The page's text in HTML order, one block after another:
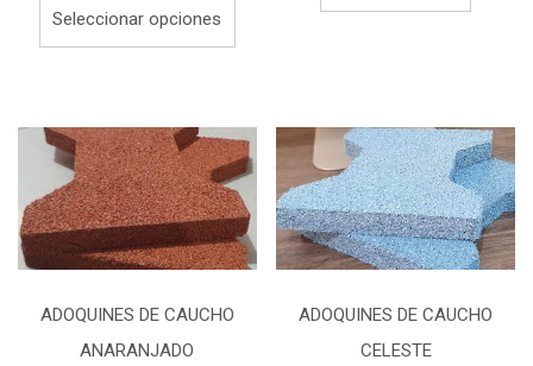
precios:
desde
$33,00
Seleccionar opciones
tiene
Las
opciones
se
pueden
elegir
ADOQUINES DE CAUCHO
ANARANJADO
ADOQUINES DE CAUCHO
CELESTE